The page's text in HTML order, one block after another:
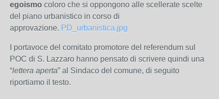
egoismo coloro che si oppongono alle scellerate scelte
del piano urbanistico in corso di
approvazione. PD_urbanistica.jpg
I portavoce del comitato promotore del referendum sul
POC di S. Lazzaro hanno pensato di scrivere quindi una
“lettera aperta” al Sindaco del comune, di seguito
riportiamo il testo.